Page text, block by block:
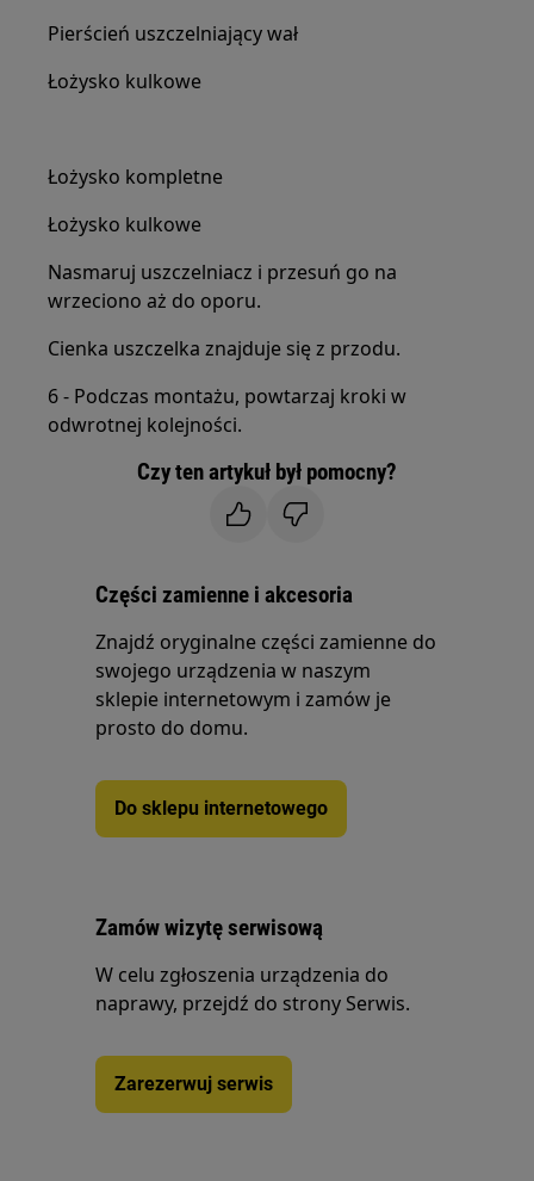
Pierścień uszczelniający wał
Łożysko kulkowe
Łożysko kompletne
Łożysko kulkowe
Nasmaruj uszczelniacz i przesuń go na
wrzeciono aż do oporu.
Cienka uszczelka znajduje się z przodu.
6 - Podczas montażu, powtarzaj kroki w
odwrotnej kolejności.
Czy ten artykuł był pomocny?
Części zamienne i akcesoria
Znajdź oryginalne części zamienne do
swojego urządzenia w naszym
sklepie internetowym i zamów je
prosto do domu.
Do sklepu internetowego
Zamów wizytę serwisową
W celu zgłoszenia urządzenia do
naprawy, przejdź do strony Serwis.
Zarezerwuj serwis